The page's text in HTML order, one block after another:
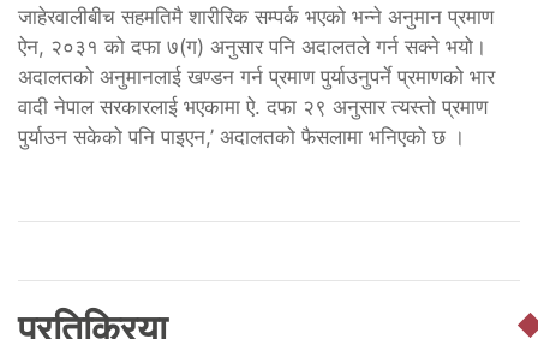
जाहेरवालीबीच सहमतिमै शारीरिक सम्पर्क भएको भन्ने अनुमान प्रमाण
ऐन, २०३१ को दफा ७(ग) अनुसार पनि अदालतले गर्न सक्ने भयो।
अदालतको अनुमानलाई खण्डन गर्न प्रमाण पुर्याउनुपर्ने प्रमाणको भार
वादी नेपाल सरकारलाई भएकामा ऐ. दफा २९ अनुसार त्यस्तो प्रमाण
पुर्याउन सकेको पनि पाइएन,’ अदालतको फैसलामा भनिएको छ ।
प्रतिक्रिया